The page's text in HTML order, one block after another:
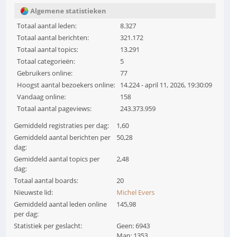
Algemene statistieken
Totaal aantal leden:
8.327
Totaal aantal berichten:
321.172
Totaal aantal topics:
13.291
Totaal categorieën:
5
Gebruikers online:
77
Hoogst aantal bezoekers online:
14.224 - april 11, 2026, 19:30:09
Vandaag online:
158
Totaal aantal pageviews:
243.373.959
Gemiddeld registraties per dag:
1,60
Gemiddeld aantal berichten per
dag:
50,28
Gemiddeld aantal topics per
dag:
2,48
Totaal aantal boards:
20
Nieuwste lid:
Michel Evers
Gemiddeld aantal leden online
per dag:
145,98
Statistiek per geslacht:
Geen: 6943